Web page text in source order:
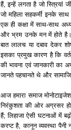
हैं, इन्हें लगता है जो स्त्रियां
जो महिला सहकर्मी इनके
एक ही कक्षा में साथ-साथ
और भ्रम उनके मन में होते है।
बात लालच या दबाव देकर
इसका प्रमुख कारण है कि
की भावना एवं जानकारी का
जानते पहचानते थे और
आज हमारा समाज
निरंकुशता की ओर अग्रसर
हैं; लिहाजा ऐसी घटनाओं में
करप्ट है, कानून व्यवस्था